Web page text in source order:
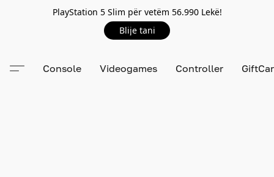
PlayStation 5 Slim për vetëm 56.990 Lekë!
Blije tani
Console Videogames Controller